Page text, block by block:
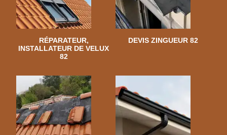
RÉPARATEUR,
INSTALLATEUR DE VELUX
82
DEVIS ZINGUEUR 82